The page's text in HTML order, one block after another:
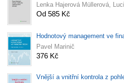
Lenka Hajerová Müllerová,
Od 585 Kč
Hodnotový management ve
Pavel Marinič
376 Kč
Vnější a vnitřní kontrola z